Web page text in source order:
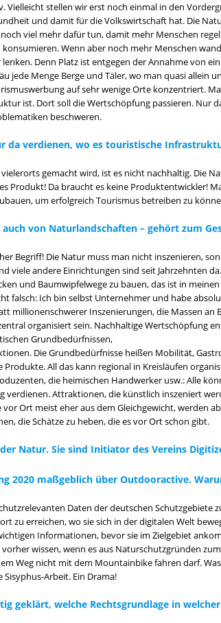
Vielleicht stellen wir erst noch einmal in den
und damit für die Volkswirtschaft hat. Die
viel mehr dafür tun, damit mehr Menschen
konsumieren. Wenn aber noch mehr Menschen
Denn Platz ist entgegen der Annahme von
jede Menge Berge und Täler, wo man quasi allein
auf sehr wenige Orte konzentriert.
ist. Dort soll die Wertschöpfung passieren. Nur
beschweren.
da verdienen, wo es touristische
gemacht wird, ist es nicht nachhaltig. Die
Produkt! Da braucht es keine Produktentwickler!
um erfolgreich Tourismus betreiben zu
von Naturlandschaften – gehört zum
Begriff! Die Natur muss man nicht inszenieren,
viele andere Einrichtungen sind seit Jahrzehnten
und Baumwipfelwege zu bauen, das ist in
falsch: Ich bin selbst Unternehmer und habe
millionenschwerer Inszenierungen, die Massen an
organisiert sein. Nachhaltige Wertschöpfung
Grundbedürfnissen,
Die Grundbedürfnisse heißen Mobilität,
All das kann regional in Kreisläufen
die heimischen Handwerker usw.: Alle
verdienen. Attraktionen, die künstlich inszeniert
vor Ort meist eher aus dem Gleichgewicht, werden
die Schätze zu heben, die es vor Ort schon gibt.
Natur. Sie sind Initiator des Vereins
2020 maßgeblich über Outdooractive.
Daten der deutschen Schutzgebiete
zu erreichen, wo sie sich in der digitalen Welt
Informationen, bevor sie im Zielgebiet
wissen, wenn es aus Naturschutzgründen
Weg nicht mit dem Mountainbike fahren darf.
Arbeit. Ein Drama!
geklärt, welche Rechtsgrundlage in